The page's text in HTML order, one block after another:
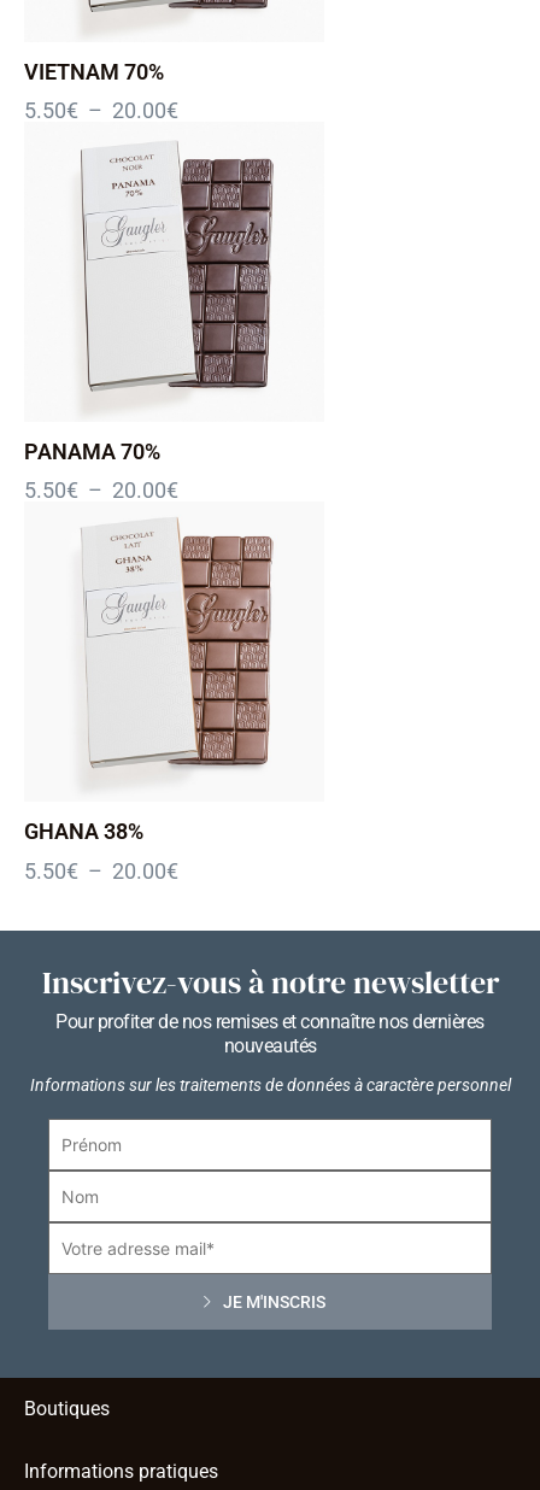
VIETNAM 70%
5.50€ – 20.00€
PANAMA 70%
5.50€ – 20.00€
GHANA 38%
5.50€ – 20.00€
Inscrivez-vous à notre newsletter
Pour profiter de nos remises et connaître nos dernières
nouveautés
Informations sur les traitements de données à caractère personnel
Boutiques
Informations pratiques